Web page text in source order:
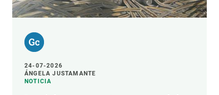
24-07-2026
ÁNGELA JUSTAMANTE
NOTICIA